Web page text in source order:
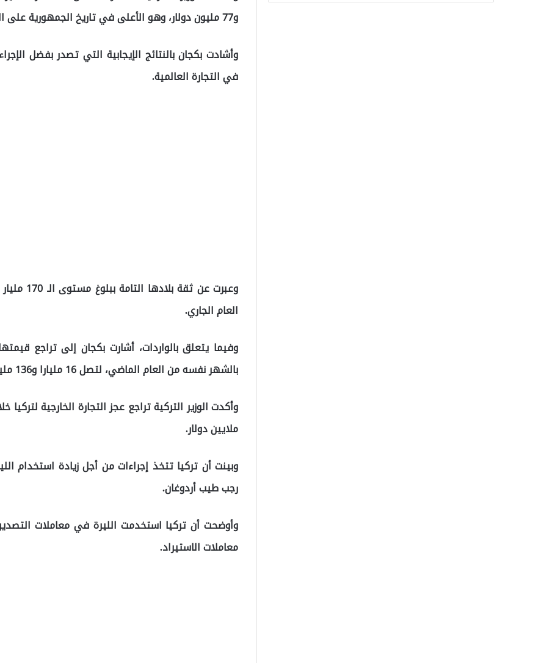
و77 مليون دولار، وهو الأعلى في تاريخ الجمهورية على المستوى السنوي”.
وأشادت بكجان بالنتائج الإيجابية التي تصدر بفضل
في التجارة العالمية.
وعبرت عن
العام الجاري.
بالشهر نفسه من العام الماضي، لتصل 16 مليارا و136 مليون دولار.
ملايين دولار.
وبينت أن تركيا تتخذ إجراءات من أجل زيادة استخدام
رجب طيب أردوغان.
معاملات الاستيراد.